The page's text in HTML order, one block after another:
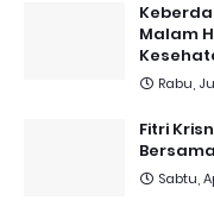
Malam
Rabu,
Fitri
Sabtu,